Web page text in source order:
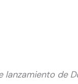
lanzamiento de